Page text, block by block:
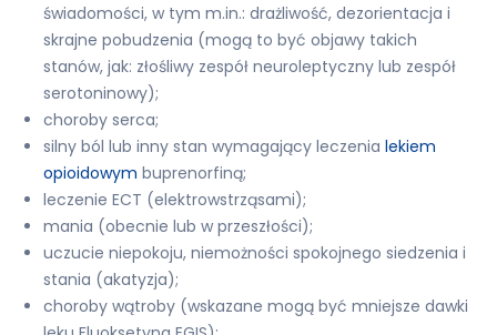
świadomości, w tym m.in.: drażliwość, dezorientacja i
skrajne pobudzenia (mogą to być objawy takich
stanów, jak: złośliwy zespół neuroleptyczny lub zespół
serotoninowy);
choroby serca;
silny ból lub inny stan wymagający leczenia lekiem
opioidowym buprenorfiną;
leczenie ECT (elektrowstrząsami);
mania (obecnie lub w przeszłości);
uczucie niepokoju, niemożności spokojnego siedzenia i
stania (akatyzja);
choroby wątroby (wskazane mogą być mniejsze dawki